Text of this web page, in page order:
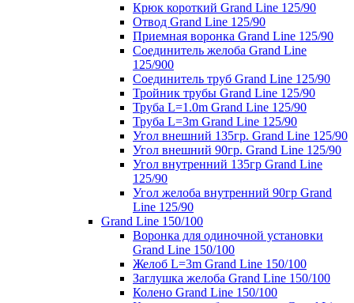
Крюк короткий Grand Line 125/90
Отвод Grand Line 125/90
Приемная воронка Grand Line 125/90
Соединитель желоба Grand Line
125/900
Соединитель труб Grand Line 125/90
Тройник трубы Grand Line 125/90
Труба L=1.0m Grand Line 125/90
Труба L=3m Grand Line 125/90
Угол внешний 135гр. Grand Line 125/90
Угол внешний 90гр. Grand Line 125/90
Угол внутренний 135гр Grand Line
125/90
Угол желоба внутренний 90гр Grand
Line 125/90
Grand Line 150/100
Воронка для одиночной установки
Grand Line 150/100
Желоб L=3m Grand Line 150/100
Заглушка желоба Grand Line 150/100
Колено Grand Line 150/100